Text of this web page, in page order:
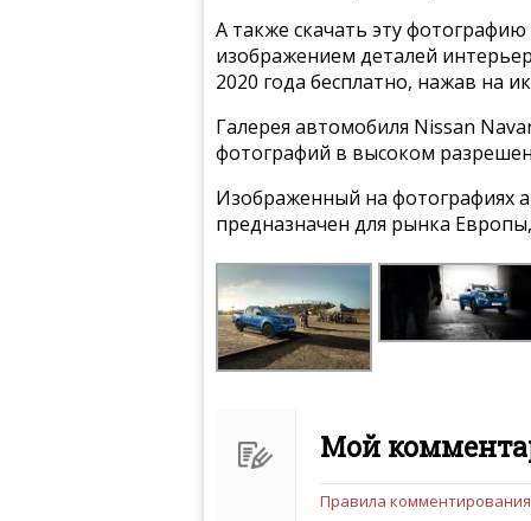
А также скачать эту
изображением деталей
2020 года бесплатно, нажав на
Галерея автомобиля Nissan
фотографий в высоком
Изображенный на фотографиях
предназначен для рынка
Мой
Чтобы ваш комментарий
Правила комментирования